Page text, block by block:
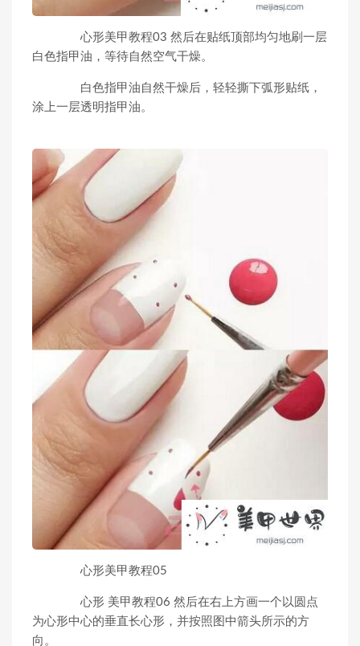
心形美甲教程03 然后在贴纸顶部均匀地刷一层
白色指甲油，等待自然空气干燥。
白色指甲油自然干燥后，轻轻撕下弧形贴纸，
涂上一层透明指甲油。
心形美甲教程05
心形 美甲教程06 然后在右上方画一个以圆点
为心形中心的垂直长心形，并按照图中箭头所示的方
向。